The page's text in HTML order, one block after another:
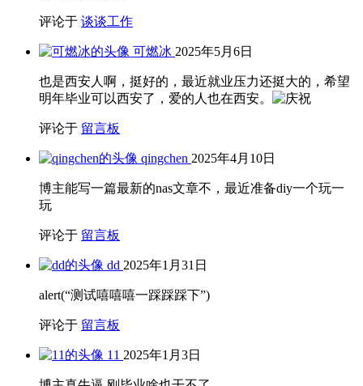
评论于 谈谈工作
可燃冰 2025年5月6日
也是西安人啊，挺好的，最近就业压力还挺大的，希望
明年毕业可以西安了，爱的人也在西安。
评论于 留言板
qingchen 2025年4月10日
博主能写一篇最新的nas文章不，最近准备diy一个玩一
玩
评论于 留言板
dd 2025年1月31日
alert(“测试嘻嘻嘻一踩踩踩下”)
评论于 留言板
11 2025年1月3日